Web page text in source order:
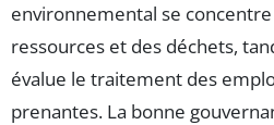
environnemental se
ressources et des déchets,
évalue le traitement des
prenantes. La bonne